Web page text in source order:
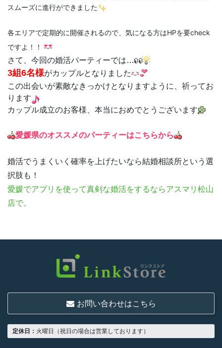
スムーズに進行ができました
各エリアで定期的に開催されるので、気になる方はHPを要check
ですよ！！
さて、今回の婚活パーティーでは…
3組6名様がカップルとなりました
この出会いが素敵なきっかけとなりますように、祈ってお
ります
カップル成立のお客様、本当におめでとうございます
愛媛県のオススメのパーティーはこちらから
婚活でうまくいく確率を上げたいなら結婚相談所という選
択肢も！
愛媛でアプリを使って真剣な婚活をするならアスマリ松山
店で。
お問い合わせはこちら
定休日： 火曜日（祝日の場合は営業しております）